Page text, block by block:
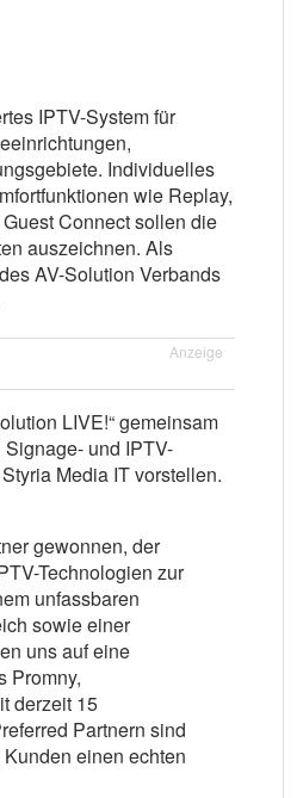
IPTV-System für
Individuelles
wie Replay,
Connect sollen die
auszeichnen. Als
AV-Solution Verbands
Anzeige
LIVE!“ gemeinsam
und IPTV-
Media IT vorstellen.
gewonnen, der
Technologien zur
unfassbaren
sowie einer
uns auf eine
Promny,
derzeit 15
Partnern sind
einen echten